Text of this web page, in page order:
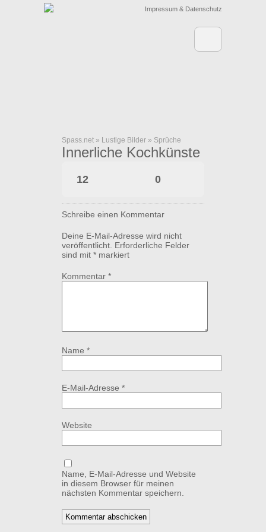
Impressum & Datenschutz
Spass.net » Lustige Bilder » Sprüche
Innerliche Kochkünste
12 0
Schreibe einen Kommentar
Deine E-Mail-Adresse wird nicht
veröffentlicht. Erforderliche Felder
sind mit * markiert
Kommentar *
Name *
E-Mail-Adresse *
Website
Name, E-Mail-Adresse und Website
in diesem Browser für meinen
nächsten Kommentar speichern.